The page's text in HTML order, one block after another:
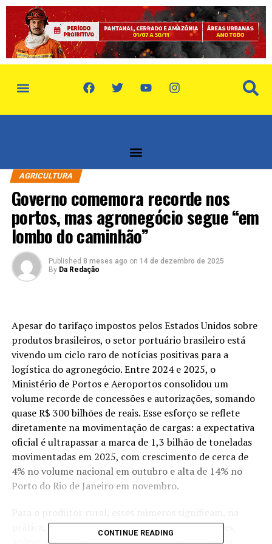
AGRICULTURA
Governo comemora recorde nos
portos, mas agronegócio segue “em
lombo do caminhão”
Published 8 meses ago on 14 de dezembro de 2025
By Da Redação
Apesar do tarifaço impostos pelos Estados Unidos sobre
produtos brasileiros, o setor portuário brasileiro está
vivendo um ciclo raro de notícias positivas para a
logística do agronegócio. Entre 2024 e 2025, o
Ministério de Portos e Aeroportos consolidou um
volume recorde de concessões e autorizações, somando
quase R$ 300 bilhões de reais. Esse esforço se reflete
diretamente na movimentação de cargas: a expectativa
oficial é ultrapassar a marca de 1,3 bilhão de toneladas
movimentadas em 2025, com crescimento de cerca de
4% no volume nacional em outubro e alta de 14% no
Porto do Rio de Janeiro em novembro.
prática, mais capacidade para escoar grãos, carnes,
açúcar, celulose e outros produtos do campo, num
CONTINUE READING